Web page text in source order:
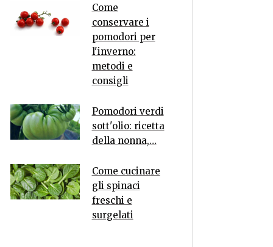
Come
conservare i
pomodori per
l'inverno:
metodi e
consigli
Pomodori verdi
sott'olio: ricetta
della nonna,…
Come cucinare
gli spinaci
freschi e
surgelati